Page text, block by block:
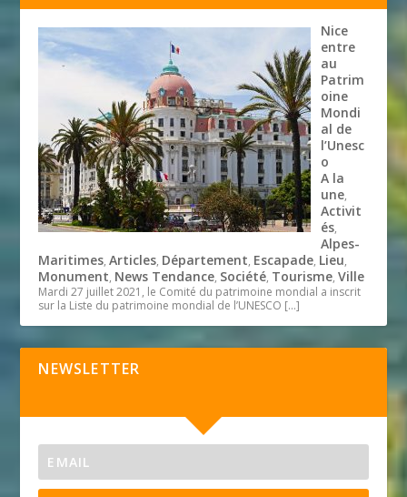
Nice
entre
au
Patrim
oine
Mondi
al de
l’Unesc
o
A la
une,
Activit
és,
Alpes-
Maritimes,Articles, Département, Escapade, Lieu,
Monument, News Tendance, Société, Tourisme,Ville
Mardi 27 juillet 2021, le Comité du patrimoine mondial a inscrit
sur la Liste du patrimoine mondial de l’UNESCO […]
NEWSLETTER